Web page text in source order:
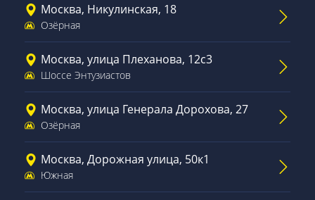
Москва, Никулинская, 18
Озёрная
Москва, улица Плеханова, 12с3
Шоссе Энтузиастов
Москва, улица Генерала Дорохова, 27
Озёрная
Москва, Дорожная улица, 50к1
Южная